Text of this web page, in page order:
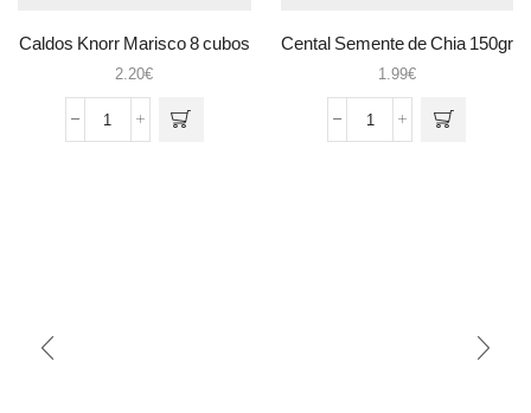
Caldos Knorr Marisco 8 cubos
2.20€
Quantidade
Cental Semente de Chia 150gr
1.99€
Quantidade